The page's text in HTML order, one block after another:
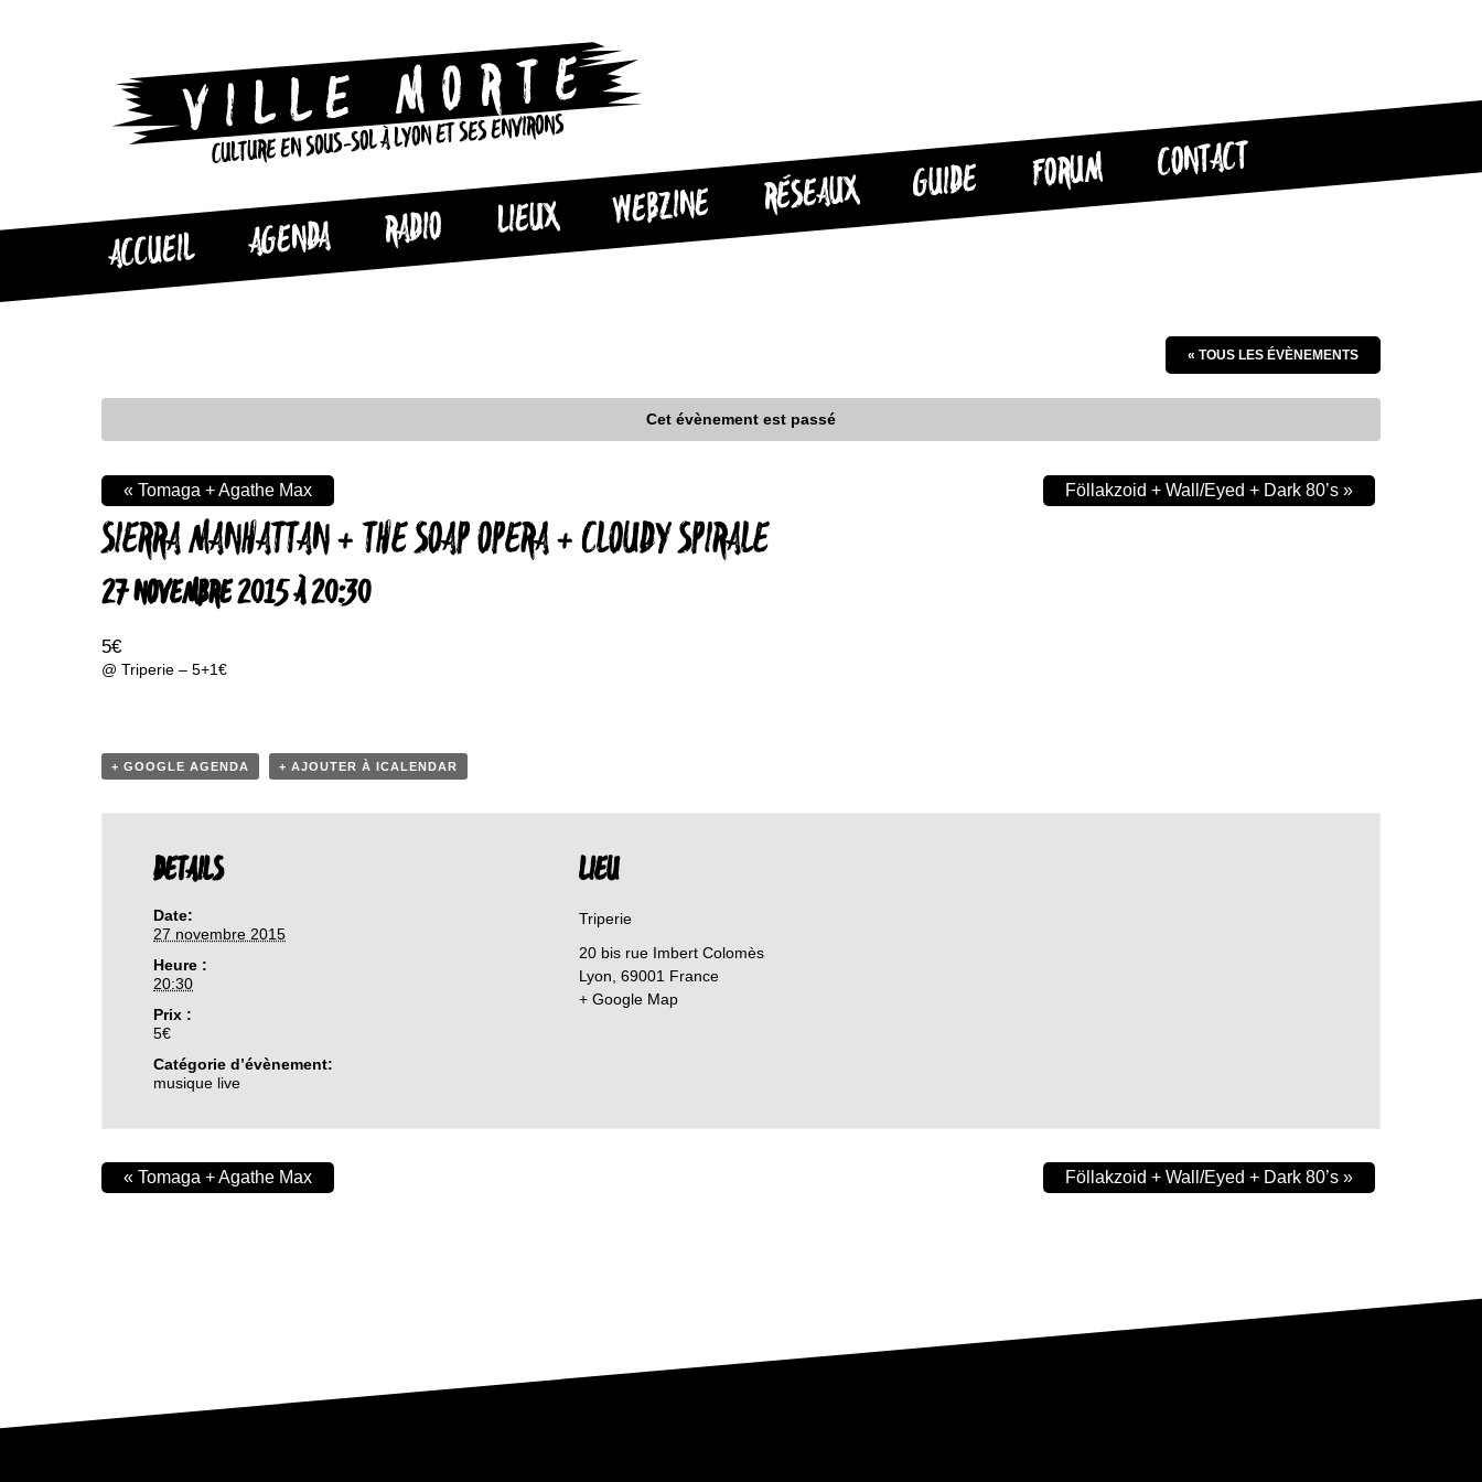
CULTURE EN SOUS-SOL À LYON ET SES ENVIRONS
ACCUEIL AGENDA RADIO LIEUX WEBZINE RÉSEAUX GUIDE FORUM CONTACT
« TOUS LES ÉVÈNEMENTS
Cet évènement est passé
SIERRA MANHATTAN + THE SOAP OPERA + CLOUDY SPIRALE
27 NOVEMBRE 2015 À 20:30
5€
« Tomaga + Agathe Max Föllakzoid + Wall/Eyed + Dark 80’s »
@ Triperie – 5+1€
+ GOOGLE AGENDA + AJOUTER À ICALENDAR
DETAILS
Date:
27 novembre 2015
Heure :
20:30
Prix :
5€
Catégorie d’évènement:
musique live
LIEU
Triperie
20 bis rue Imbert Colomès
Lyon 69001 France
+ Google Map
« Tomaga + Agathe Max Föllakzoid + Wall/Eyed + Dark 80’s »